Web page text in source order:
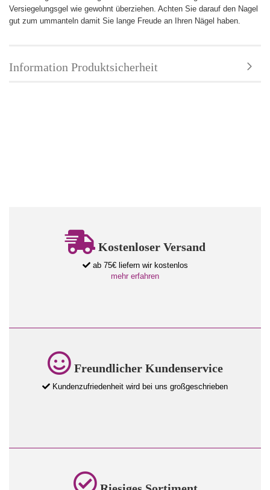
Versiegelungsgel wie gewohnt überziehen. Achten Sie darauf den Nagel
gut zum ummanteln damit Sie lange Freude an Ihren Nägel haben.
Information Produktsicherheit
Kostenloser Versand
ab 75€ liefern wir kostenlos
mehr erfahren
Freundlicher Kundenservice
Kundenzufriedenheit wird bei uns großgeschrieben